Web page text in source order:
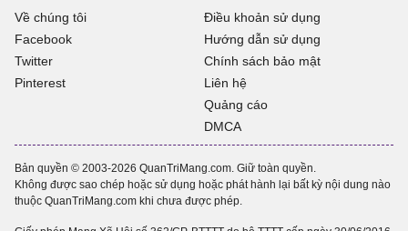
Về chúng tôi
Facebook
Twitter
Pinterest
Điều khoản sử dụng
Hướng dẫn sử dụng
Chính sách bảo mật
Liên hệ
Quảng cáo
DMCA
Bản quyền © 2003-2026 QuanTriMang.com. Giữ toàn quyền.
Không được sao chép hoặc sử dụng hoặc phát hành lại bất kỳ nội dung nào
thuộc QuanTriMang.com khi chưa được phép.